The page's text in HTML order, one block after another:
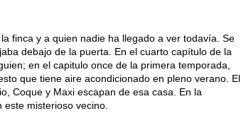
finca y a quien nadie ha llegado a ver todavía. Se
debajo de la puerta. En el cuarto capítulo de la
en el capitulo once de la primera temporada,
que tiene aire acondicionado en pleno verano. El
Coque y Maxi escapan de esa casa. En la
misterioso vecino.